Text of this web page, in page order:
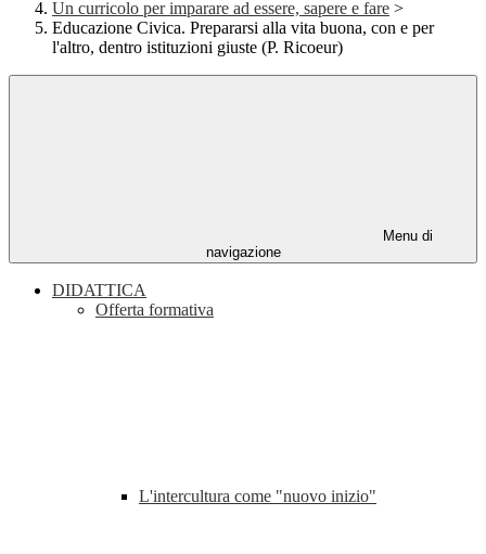
Un curricolo per imparare ad essere, sapere e fare >
Educazione Civica. Prepararsi alla vita buona, con e per
l'altro, dentro istituzioni giuste (P. Ricoeur)
Menu di
navigazione
DIDATTICA
Offerta formativa
L'intercultura come "nuovo inizio"